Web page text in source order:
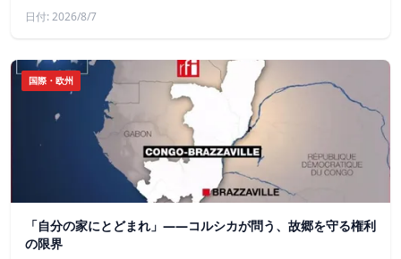
日付: 2026/8/7
国際・欧州
「自分の家にとどまれ」——コルシカが問う、故郷を守る権利
の限界